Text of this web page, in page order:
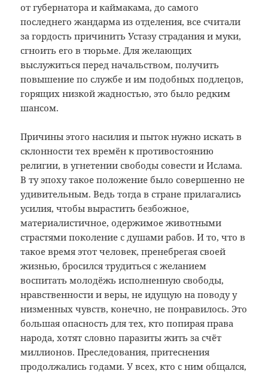
от губернатора и каймакама, до самого
последнего жандарма из отделения, все считали
за гордость причинить Устазу страдания и муки,
сгноить его в тюрьме. Для желающих
выслужиться перед начальством, получить
повышение по службе и им подобных подлецов,
горящих низкой жадностью, это было редким
шансом.
Причины этого насилия и пыток нужно искать в
склонности тех времён к противостоянию
религии, в угнетении свободы совести и Ислама.
В ту эпоху такое положение было совершенно не
удивительным. Ведь тогда в стране прилагались
усилия, чтобы вырастить безбожное,
материалистичное, одержимое животными
страстями поколение с душами рабов. И то, что в
такое время этот человек, пренебрегая своей
жизнью, бросился трудиться с желанием
воспитать молодёжь исполненную свободы,
нравственности и веры, не идущую на поводу у
низменных чувств, конечно, не понравилось. Это
большая опасность для тех, кто попирая права
народа, хотят словно паразиты жить за счёт
миллионов. Преследования, притеснения
продолжались годами. У всех, кто с ним общался,